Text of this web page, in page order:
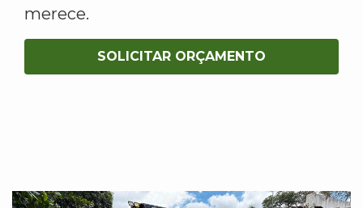
merece.
SOLICITAR ORÇAMENTO